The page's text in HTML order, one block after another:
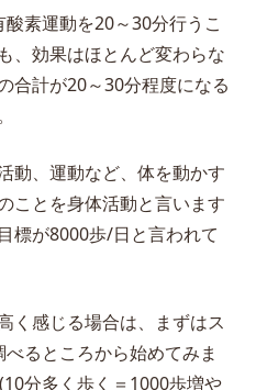
素運動を20～30分行うこ
、効果はほとんど変わらな
合計が20～30分程度になる
動、運動など、体を動かす
ことを身体活動と言います
標が8000歩/日と言われて
く感じる場合は、まずはス
るところから始めてみま
分多く歩く＝1000歩増や